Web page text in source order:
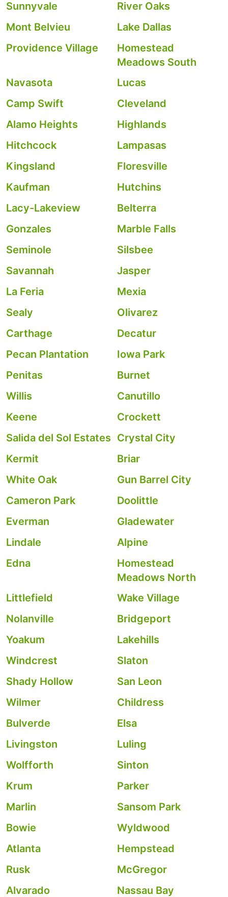
Sunnyvale
River Oaks
Mont Belvieu
Lake Dallas
Providence Village
Homestead
Meadows South
Navasota
Lucas
Camp Swift
Cleveland
Alamo Heights
Highlands
Hitchcock
Lampasas
Kingsland
Floresville
Kaufman
Hutchins
Lacy-Lakeview
Belterra
Gonzales
Marble Falls
Seminole
Silsbee
Savannah
Jasper
La Feria
Mexia
Sealy
Olivarez
Carthage
Decatur
Pecan Plantation
Iowa Park
Penitas
Burnet
Willis
Canutillo
Keene
Crockett
Salida del Sol Estates Crystal City
Kermit
Briar
White Oak
Gun Barrel City
Cameron Park
Doolittle
Everman
Gladewater
Lindale
Alpine
Edna
Homestead
Meadows North
Littlefield
Wake Village
Nolanville
Bridgeport
Yoakum
Lakehills
Windcrest
Slaton
Shady Hollow
San Leon
Wilmer
Childress
Bulverde
Elsa
Livingston
Luling
Wolfforth
Sinton
Krum
Parker
Marlin
Sansom Park
Bowie
Wyldwood
Atlanta
Hempstead
Rusk
McGregor
Alvarado
Nassau Bay